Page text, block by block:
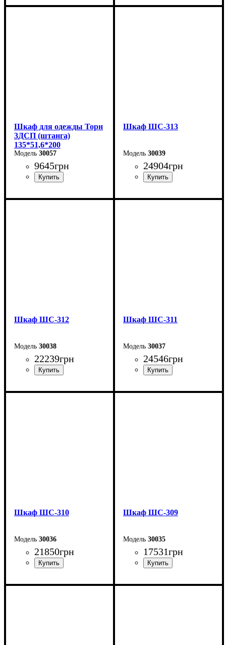
Ширина: 135 см
Ширина: 135 см
Шкаф для одежды Торн
3ДСП (штанга)
135*51,6*200
30057
9645грн
Ширина: 135 см
Шкаф ШС-313
30039
24904грн
Ширина: 200 см
Шкаф ШС-312
30038
22239грн
Ширина: 200 см
Шкаф ШС-311
30037
24546грн
Ширина: 200 см
Шкаф ШС-310
30036
21850грн
Ширина: 200 см
Шкаф ШС-309
30035
17531грн
Ширина: 150 см